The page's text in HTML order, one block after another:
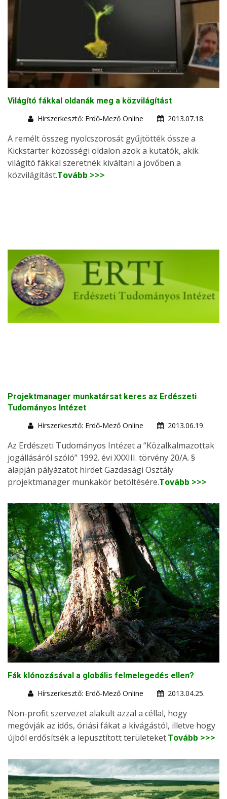
Világító fákkal oldanák meg a közvilágítást
Hírszerkesztő: Erdő-Mező Online
2013.07.18.
A remélt összeg nyolcszorosát gyűjtötték össze a
Kickstarter közösségi oldalon azok a kutatók, akik
világító fákkal szeretnék kiváltani a jövőben a
közvilágítást.Tovább >>>
Projektmanager munkatársat keres az Erdészeti
Tudományos Intézet
Hírszerkesztő: Erdő-Mező Online
2013.06.19.
Az Erdészeti Tudományos Intézet a “Közalkalmazottak
jogállásáról szóló” 1992. évi XXXIII. törvény 20/A. §
alapján pályázatot hirdet Gazdasági Osztály
projektmanager munkakör betöltésére.Tovább >>>
Fák klónozásával a globális felmelegedés ellen?
Hírszerkesztő: Erdő-Mező Online
2013.04.25.
Non-profit szervezet alakult azzal a céllal, hogy
megóvják az idős, óriási fákat a kivágástól, illetve hogy
újból erdősítsék a lepusztított területeket.Tovább >>>